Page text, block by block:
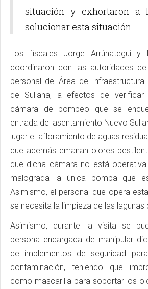
situación y exhortaron a
solucionar esta situación.
Los fiscales Jorge Arrúnategui y
coordinaron con las autoridades
personal del Área de Infraestructura
de Sullana, a efectos de
cámara de bombeo que se
entrada del asentamiento Nuevo
lugar el afloramiento de aguas
que además emanan olores
que dicha cámara no está
malograda la única bomba que
Asimismo, el personal que opera
se necesita la limpieza de las lagunas
Asimismo, durante la visita se
persona encargada de manipular
de implementos de seguridad
contaminación, teniendo que
como mascarilla para soportar los